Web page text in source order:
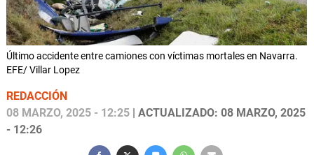
Último accidente entre camiones con víctimas mortales en Navarra.
EFE/ Villar Lopez
REDACCIÓN
08 MARZO, 2025 - 12:25 | ACTUALIZADO: 08 MARZO, 2025
- 12:26